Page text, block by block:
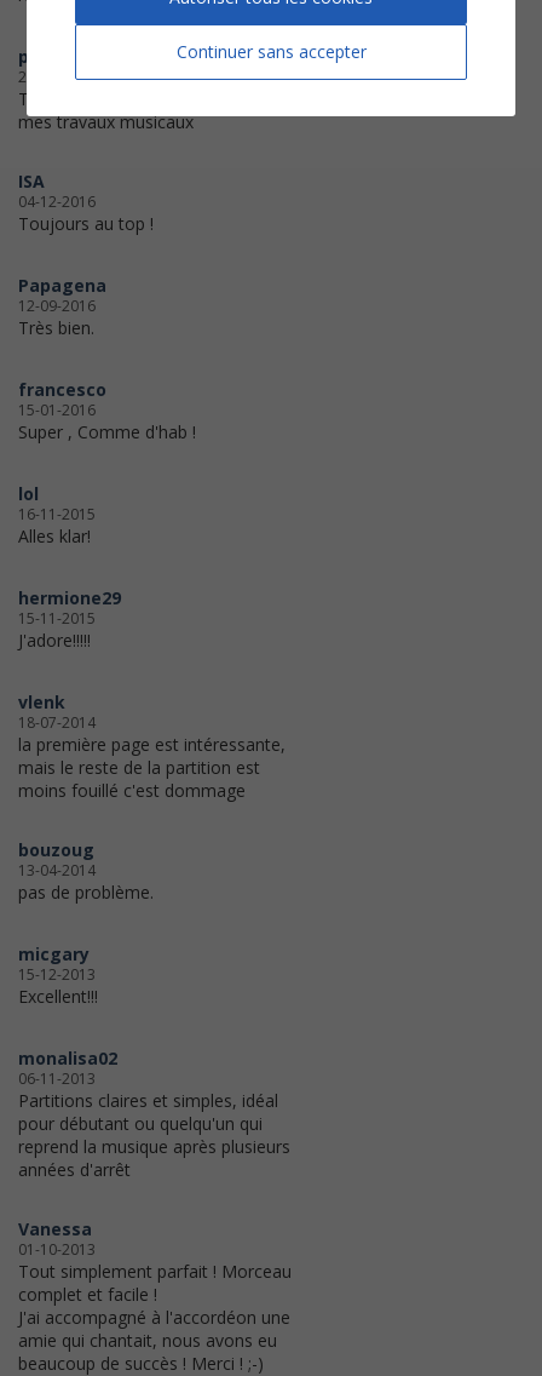
pinkpanthart
26-09-2017
Tout à fait ce qu'il me fallait pour
mes travaux musicaux
ISA
04-12-2016
Toujours au top !
Papagena
12-09-2016
Très bien.
francesco
15-01-2016
Super , Comme d'hab !
lol
16-11-2015
Alles klar!
hermione29
15-11-2015
J'adore!!!!!
vlenk
18-07-2014
la première page est intéressante,
mais le reste de la partition est
moins fouillé c'est dommage
bouzoug
13-04-2014
pas de problème.
micgary
15-12-2013
Excellent!!!
monalisa02
06-11-2013
Partitions claires et simples, idéal
pour débutant ou quelqu'un qui
reprend la musique après plusieurs
années d'arrêt
Vanessa
01-10-2013
Tout simplement parfait ! Morceau
complet et facile !
J'ai accompagné à l'accordéon une
amie qui chantait, nous avons eu
beaucoup de succès ! Merci ! ;-)
Continuer sans accepter